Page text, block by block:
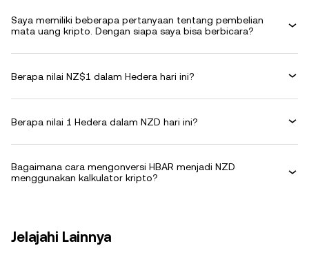
Saya memiliki beberapa pertanyaan tentang pembelian
mata uang kripto. Dengan siapa saya bisa berbicara?
Berapa nilai NZ$1 dalam Hedera hari ini?
Berapa nilai 1 Hedera dalam NZD hari ini?
Bagaimana cara mengonversi HBAR menjadi NZD
menggunakan kalkulator kripto?
Jelajahi Lainnya